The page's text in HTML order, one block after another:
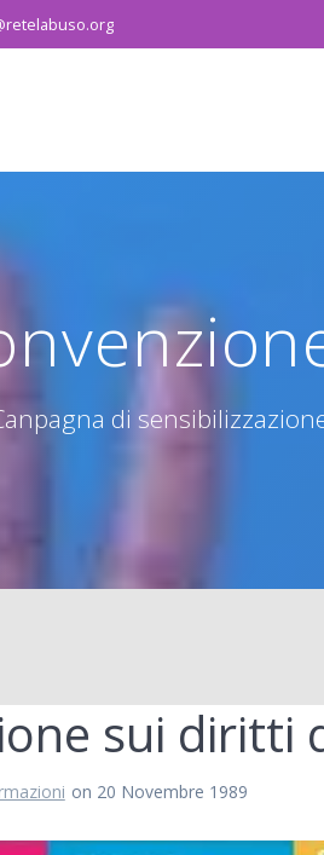
di
sui diritti
on 20 Novembre 1989